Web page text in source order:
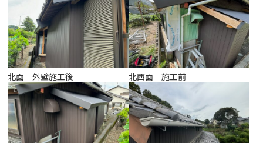
北面 外壁施工後 北西面 施工前